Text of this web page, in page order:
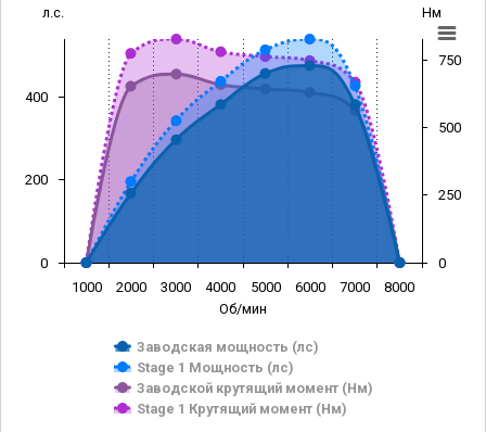
Об/мин
л.с. Нм
Заводская мощность (лс)
Stage 1 Мощность (лс)
Заводской крутящий момент (Нм)
Stage 1 Крутящий момент (Нм)
1000 2000 3000 4000 5000 6000 7000 8000
0
200
400
0
250
500
750